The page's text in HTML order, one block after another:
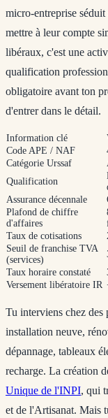
micro-entreprise
mettre à leur compte
libéraux, c'est une
qualification
obligatoire avant ton
d'entrer dans le détail.
Information clé
Code APE / NAF
Catégorie Urssaf
Qualification
Assurance décennale
Plafond de chiffre
d'affaires
Taux de cotisations
Seuil de franchise TVA
(services)
Taux horaire constaté
Versement libératoire IR
Tu interviens chez des
installation neuve,
dépannage, tableaux
recharge. La création
Unique de l'INPI, qui
et de l'Artisanat. Mais